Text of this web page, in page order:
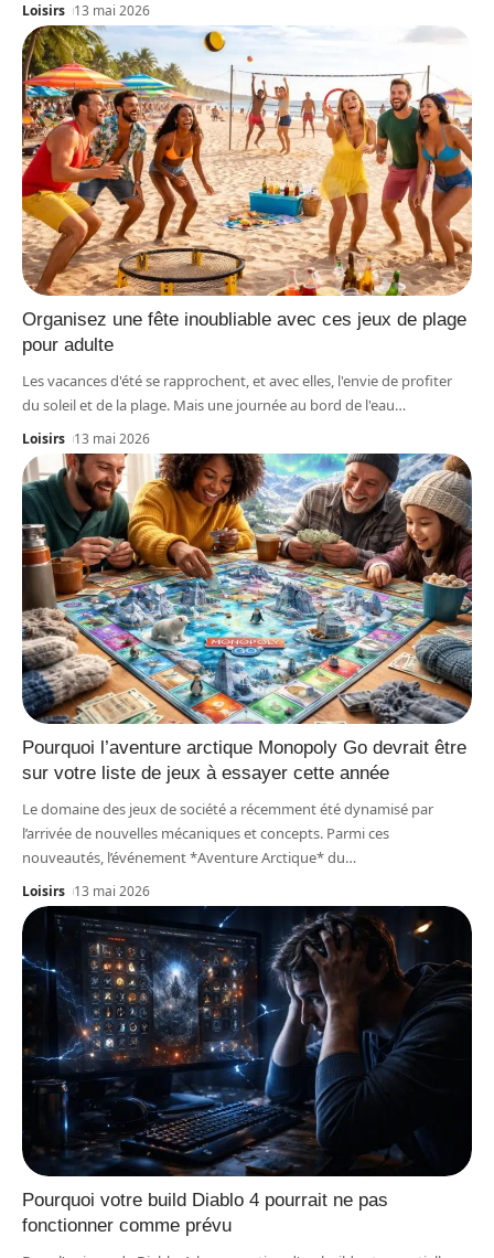
Loisirs 13 mai 2026
Organisez une fête inoubliable avec ces jeux de plage
pour adulte
Les vacances d'été se rapprochent, et avec elles, l'envie de profiter
du soleil et de la plage. Mais une journée au bord de l'eau…
Loisirs 13 mai 2026
Pourquoi l’aventure arctique Monopoly Go devrait être
sur votre liste de jeux à essayer cette année
Le domaine des jeux de société a récemment été dynamisé par
l’arrivée de nouvelles mécaniques et concepts. Parmi ces
nouveautés, l’événement *Aventure Arctique* du…
Loisirs 13 mai 2026
Pourquoi votre build Diablo 4 pourrait ne pas
fonctionner comme prévu